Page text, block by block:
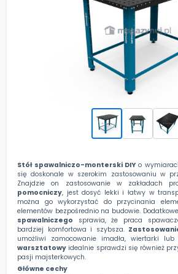
Stół spawalniczo-monterski DIYo
się doskonale w szerokim zastosowaniu w
Znajdzie on zastosowanie w zakładach
pomocniczy, jest dosyć lekki i łatwy w
można go wykorzystać do przycinania
elementów bezpośrednio na budowie.
spawalniczego sprawia, że praca
bardziej komfortowa i szybsza.
umożliwi zamocowanie imadła, wiertarki
warsztatowy idealnie sprawdzi się również
pasji majsterkowych.
Główne cechy